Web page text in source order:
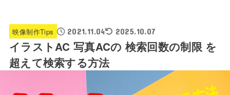
映像制作Tips 2021.11.04 2025.10.07
イラストAC 写真ACの 検索回数の制限 を
超えて検索する方法